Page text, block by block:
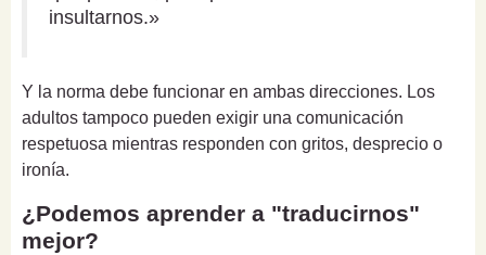
insultarnos.»
Y la norma debe funcionar en ambas direcciones. Los
adultos tampoco pueden exigir una comunicación
respetuosa mientras responden con gritos, desprecio o
ironía.
¿Podemos aprender a "traducirnos"
mejor?